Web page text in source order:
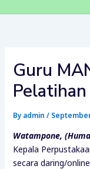
Guru
By admin /
Watampone,
Kepala
secara daring/